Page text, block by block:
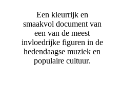
Een kleurrijk en
smaakvol document van
een van de meest
invloedrijke figuren in de
hedendaagse muziek en
populaire cultuur.